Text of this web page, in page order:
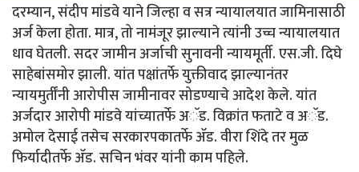
दरम्यान, संदीप मांडवे याने जिल्हा व सत्र न्यायालयात जामिनासाठी
अर्ज केला होता. मात्र, तो नामंजूर झाल्याने त्यांनी उच्च न्यायालयात
धाव घेतली. सदर जामीन अर्जाची सुनावनी न्यायमूर्ती. एस.जी. दिघे
साहेबांसमोर झाली. यांत पक्षांतर्फे युक्तीवाद झाल्यानंतर
न्यायमुर्तींनी आरोपीस जामीनावर सोडण्याचे आदेश केले. यांत
अर्जदार आरोपी मांडवे यांच्यातर्फे अॅड. विक्रांत फताटे व अॅड.
अमोल देसाई तसेच सरकारपकातर्फे ॲड. वीरा शिंदे तर मुळ
फिर्यादीतर्फे ॲड. सचिन भंवर यांनी काम पहिले.